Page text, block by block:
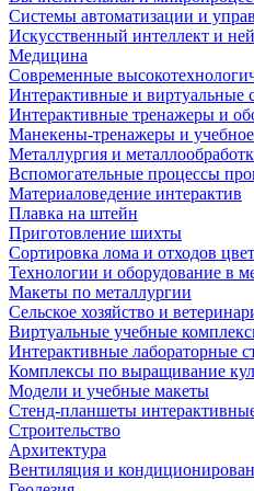
Системы автоматизации и
Искусственный интеллект и
Медицина
Современные
Интерактивные и виртуальные
Интерактивные тренажеры и
Манекены-тренажеры и
Металлургия и
Вспомогательные процессы
Материаловедение интерактив
Плавка на штейн
Приготовление шихты
Сортировка лома и отходов
Технологии и оборудование в
Макеты по металлургии
Сельское хозяйство и
Виртуальные учебные
Интерактивные лабораторные
Комплексы по выращивание
Модели и учебные макеты
Стенд-планшеты
Строительство
Архитектура
Вентиляция и